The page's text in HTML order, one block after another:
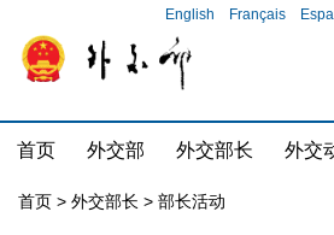
English Français
首页 外交部 外交部长 外交
首页 > 外交部长 > 部长活动